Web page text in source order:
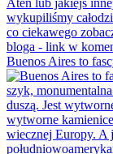
Buenos Aires to